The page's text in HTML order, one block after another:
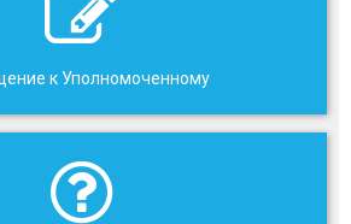
к Уполномоченному